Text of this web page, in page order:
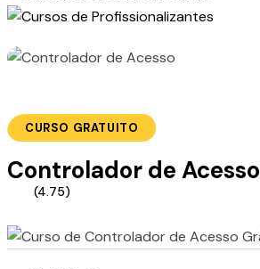
CURSO GRATUITO
Controlador de Acesso
(4.75)